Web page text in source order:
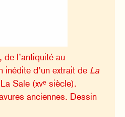
l’antiquité au
inédite d’un extrait de La
Sale (xvᵉ siècle).
anciennes. Dessin